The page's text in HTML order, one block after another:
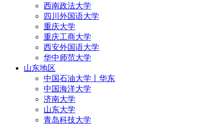
西南政法大学
四川外国语大学
重庆大学
重庆工商大学
西安外国语大学
华中师范大学
山东地区
中国石油大学丨华东
中国海洋大学
济南大学
山东大学
青岛科技大学